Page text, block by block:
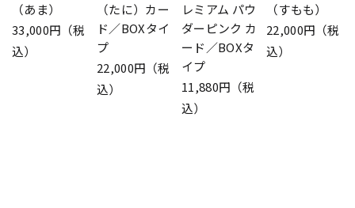
（あま）
33,000円（税
込）
（たに）カー
ド／BOXタイ
プ
22,000円（税
込）
レミアム パウ
ダーピンク カ
ード／BOXタ
イプ
11,880円（税
込）
（すもも）
22,000円（税
込）